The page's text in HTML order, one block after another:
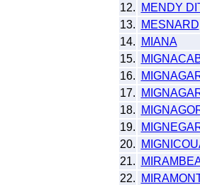
12.
MENDY
13.
MESNARD
14.
MIANA
15.
16.
17.
18.
19.
20.
21.
22.